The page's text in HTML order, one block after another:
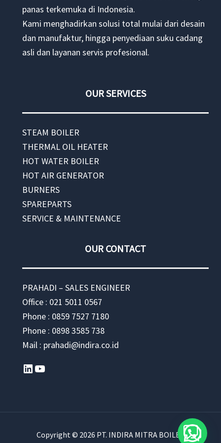
panas terkemuka di Indonesia.
Kami menghadirkan solusi total mulai dari desain
dan manufaktur, hingga penyediaan suku cadang
asli dan layanan servis profesional.
OUR SERVICES
STEAM BOILER
THERMAL OIL HEATER
HOT WATER BOILER
HOT AIR GENERATOR
BURNERS
SPAREPARTS
SERVICE & MAINTENANCE
OUR CONTACT
PRAHADI – SALES ENGINEER
Office : 021 5011 0567
Phone : 0859 7527 7180
Phone : 0898 3585 738
Mail : prahadi@indira.co.id
LinkedIn YouTube
Copyright © 2026 PT. INDIRA MITRA BOILER